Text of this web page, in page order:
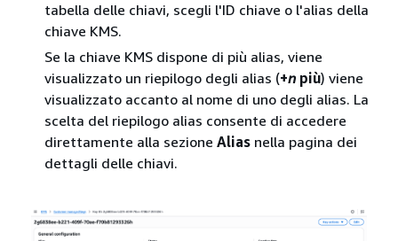
tabella delle chiavi, scegli l'ID chiave o l'alias della
chiave KMS.
Se la chiave KMS dispone di più alias, viene
visualizzato un riepilogo degli alias (+n più) viene
visualizzato accanto al nome di uno degli alias. La
scelta del riepilogo alias consente di accedere
direttamente alla sezione Alias nella pagina dei
dettagli delle chiavi.